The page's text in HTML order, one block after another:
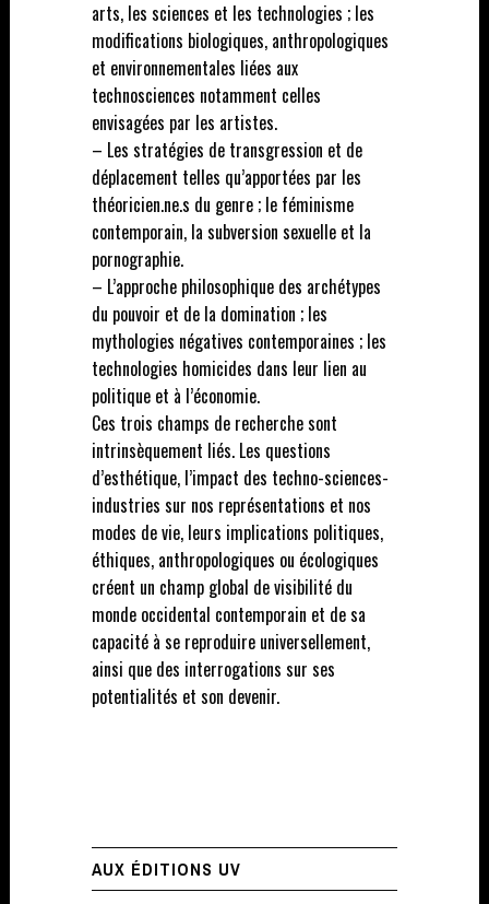
arts, les sciences et les technologies ; les
modifications biologiques, anthropologiques
et environnementales liées aux
technosciences notamment celles
envisagées par les artistes.
– Les stratégies de transgression et de
déplacement telles qu’apportées par les
théoricien.ne.s du genre ; le féminisme
contemporain, la subversion sexuelle et la
pornographie.
– L’approche philosophique des archétypes
du pouvoir et de la domination ; les
mythologies négatives contemporaines ; les
technologies homicides dans leur lien au
politique et à l’économie.
Ces trois champs de recherche sont
intrinsèquement liés. Les questions
d’esthétique, l’impact des techno-sciences-
industries sur nos représentations et nos
modes de vie, leurs implications politiques,
éthiques, anthropologiques ou écologiques
créent un champ global de visibilité du
monde occidental contemporain et de sa
capacité à se reproduire universellement,
ainsi que des interrogations sur ses
potentialités et son devenir.
AUX ÉDITIONS UV